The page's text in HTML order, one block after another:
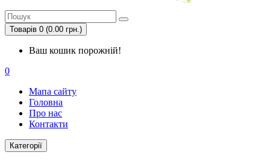
Товарів 0 (0.00 грн.)
Ваш кошик порожній!
0
Мапа сайту
Головна
Про нас
Контакти
Категорії